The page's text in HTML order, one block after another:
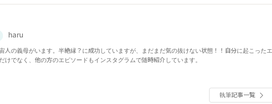
haru
人の義母がいます。半絶縁？に成功していますが、まだまだ気の抜けない状態！！自分に起こったエ
けでなく、他の方のエピソードもインスタグラムで随時紹介しています。
執筆記事一覧